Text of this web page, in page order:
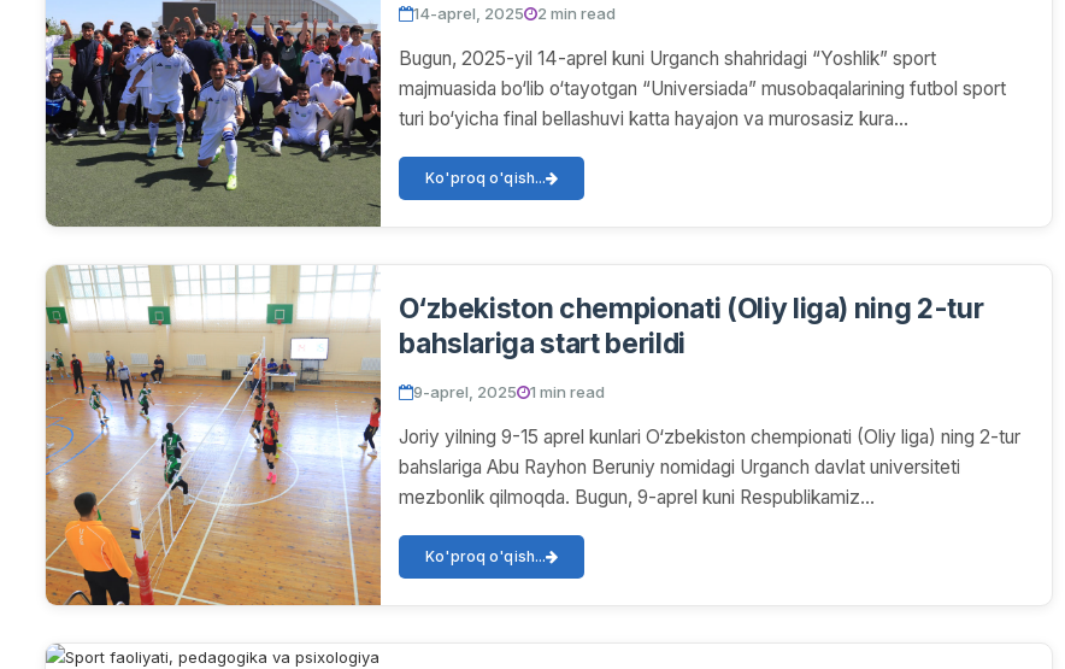
14-aprel, 2025 2 min read
Bugun, 2025-yil 14-aprel kuni Urganch shahridagi “Yoshlik” sport
majmuasida bo‘lib o‘tayotgan “Universiada” musobaqalarining futbol sport
turi bo‘yicha final bellashuvi katta hayajon va murosasiz kura...
Ko'proq o'qish...
O‘zbekiston chempionati (Oliy liga) ning 2-tur
bahslariga start berildi
9-aprel, 2025 1 min read
Joriy yilning 9-15 aprel kunlari O‘zbekiston chempionati (Oliy liga) ning 2-tur
bahslariga Abu Rayhon Beruniy nomidagi Urganch davlat universiteti
mezbonlik qilmoqda. Bugun, 9-aprel kuni Respublikamiz...
Ko'proq o'qish...